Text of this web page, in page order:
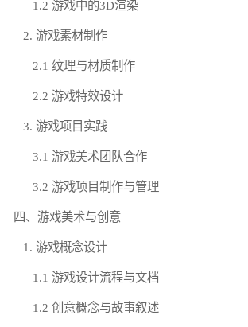
1.2 游戏中的3D渲染
2. 游戏素材制作
2.1 纹理与材质制作
2.2 游戏特效设计
3. 游戏项目实践
3.1 游戏美术团队合作
3.2 游戏项目制作与管理
四、游戏美术与创意
1. 游戏概念设计
1.1 游戏设计流程与文档
1.2 创意概念与故事叙述